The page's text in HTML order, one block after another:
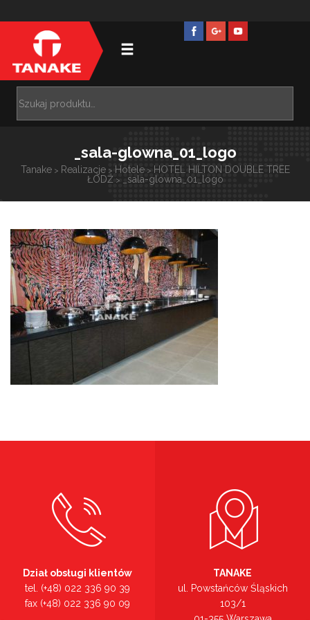
_sala-glowna_01_logo
Tanake> Realizacje> Hotele> HOTEL HILTON DOUBLE TREE
ŁÓDŹ> _sala-glowna_01_logo
Dział obsługi klientów
tel. (+48) 022 336 90 39
fax (+48) 022 336 90 09
TANAKE
ul. Powstańców Śląskich
103/1